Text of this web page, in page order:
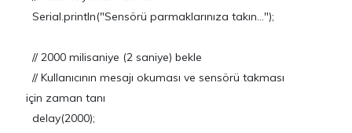
Serial.println("Sensörü parmaklarınıza takın...");
// 2000 milisaniye (2 saniye) bekle
// Kullanıcının mesajı okuması ve sensörü takması
için zaman tanı
delay(2000);